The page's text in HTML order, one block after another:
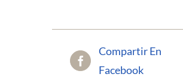
Compartir En
Facebook